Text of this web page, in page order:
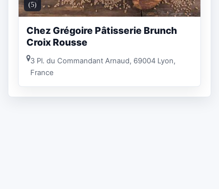
(5)
Chez Grégoire Pâtisserie Brunch
Croix Rousse
3 Pl. du Commandant Arnaud, 69004 Lyon,
France